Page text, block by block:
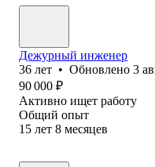
Дежурный инженер
36 лет • Обновлено 3
90 000 ₽
Активно ищет работу
Общий опыт
15 лет 8 месяцев